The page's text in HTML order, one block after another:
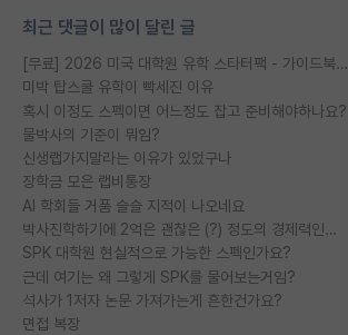
최근 댓글이 많이 달린 글
[무료] 2026 미국 대학원 유학 스타터팩 - 가이드북 & 합격자 컨택메일 템플릿
미박 탑스쿨 유학이 빡세진 이유
혹시 이정도 스펙이면 어느정도 잡고 준비해야하나요?
물박사의 기준이 뭐임?
신생랩가지말라는 이유가 있었구나
장학금 모은 랩비통장
AI 학회들 거품 슬슬 지적이 나오네요
박사진학하기에 2억은 괜찮은 (?) 정도의 경제력인가요
SPK 대학원 현실적으로 가능한 스펙인가요?
근데 여기는 왜 그렇게 SPK를 물어보는거임?
석사가 1저자 논문 가져가는게 흔한건가요?
면접 복장